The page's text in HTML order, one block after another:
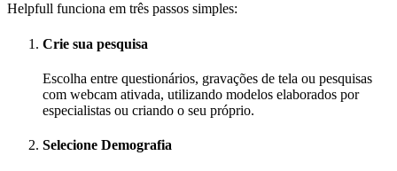
Helpfull funciona em três passos simples:
Crie sua pesquisa
Escolha entre questionários, gravações de tela ou pesquisas
com webcam ativada, utilizando modelos elaborados por
especialistas ou criando o seu próprio.
Selecione Demografia